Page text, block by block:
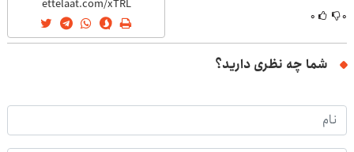
۰ ۰
شما چه نظری دارید؟